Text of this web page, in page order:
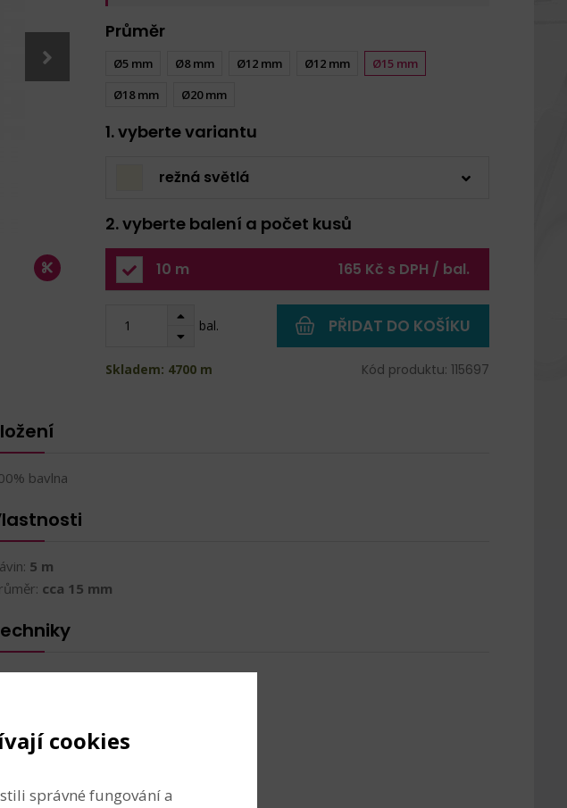
Průměr
Ø5 mm Ø8 mm Ø12 mm Ø12 mm
Ø15 mm
Ø18 mm
Ø20 mm
1. vyberte variantu
režná světlá
2. vyberte balení a počet kusů
10 m 165 Kč s DPH / bal.
bal. PŘIDAT DO KOŠÍKU
Skladem: 4700 m Kód produktu: 115697
bavlna
5 m
cca 15 mm
čalounictví
výroba tašek, kabelek a peněženek
cookies
správné fungování a